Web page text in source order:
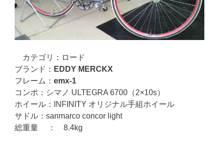
カテゴリ：ロード
ブランド： EDDY MERCKX
フレーム： emx-1
コンポ：シマノ ULTEGRA 6700（2×10s）
ホイール：INFINITY オリジナル手組ホイール
サドル：sanmarco concor light
総重量 ： 8.4kg